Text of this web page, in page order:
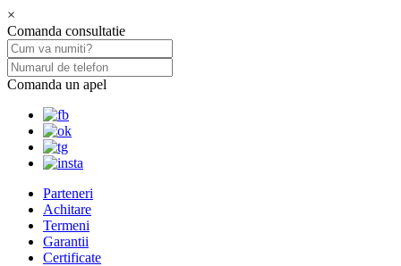
×
Comanda consultatie
Comanda un apel
Parteneri
Achitare
Termeni
Garantii
Certificate